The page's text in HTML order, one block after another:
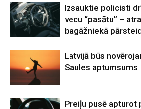
Izsauktie policisti
vecu “pasātu” –
bagāžniekā
Latvijā būs
Saules aptumsums
Preiļu pusē apturot